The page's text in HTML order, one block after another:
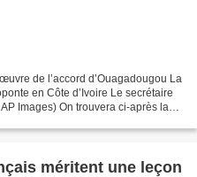
de l’accord d’Ouagadougou La
en Côte d’Ivoire Le secrétaire
Images) On trouvera ci-après la
méritent une leçon